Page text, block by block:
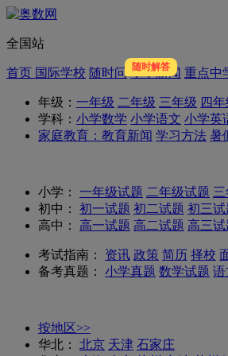
全国站
首页 国际学校 随时问 随时解答
小学新闻 重点中
年级： 一年级 二年级 三年级 四
学科： 小学数学 小学语文 小学英
家庭教育： 教育新闻 学习方法 暑
小学： 一年级试题 二年级试题
初中：
初一试题 初二试题 初三试
高中：
高一试题 高二试题 高三试
考试指南： 资讯 政策 简历 择校
备考真题：
小学真题 数学试题 语
按地区>>
华北：
北京 天津 石家庄